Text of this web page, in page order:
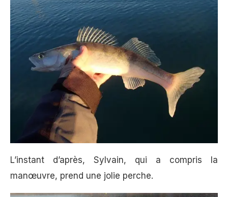
L’instant d’après, Sylvain, qui a compris la
manœuvre, prend une jolie perche.